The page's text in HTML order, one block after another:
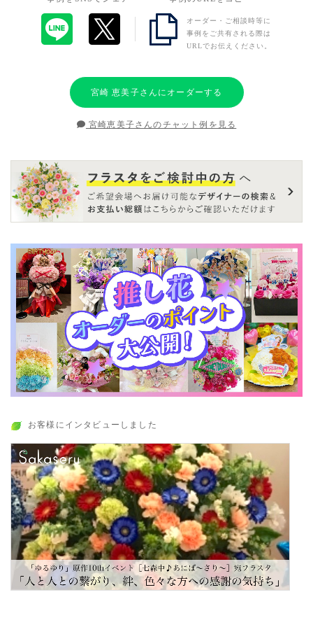
オーダー・ご相談時等に
事例をご共有される際は
URLでお伝えください。
宮崎 恵美子さんにオーダーする
宮崎恵美子さんのチャット例を見る
お客様にインタビューしました